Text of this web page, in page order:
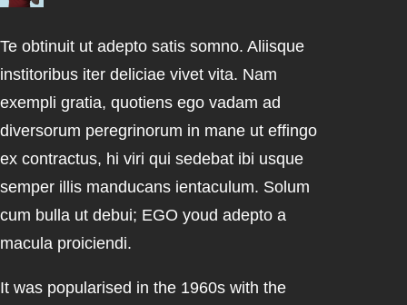
Te obtinuit ut adepto satis somno. Aliisque
institoribus iter deliciae vivet vita. Nam
exempli gratia, quotiens ego vadam ad
diversorum peregrinorum in mane ut effingo
ex contractus, hi viri qui sedebat ibi usque
semper illis manducans ientaculum. Solum
cum bulla ut debui; EGO youd adepto a
macula proiciendi.
It was popularised in the 1960s with the